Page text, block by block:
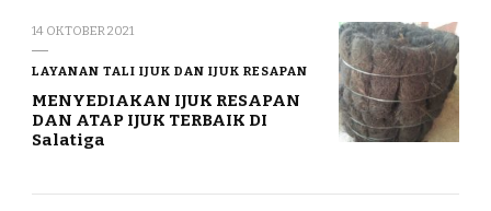
14 OKTOBER 2021
LAYANAN TALI IJUK DAN IJUK RESAPAN
MENYEDIAKAN IJUK RESAPAN
DAN ATAP IJUK TERBAIK DI
Salatiga